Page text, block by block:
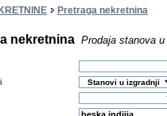
Pretraga nekretnina
nekretnina Prodaja stanova